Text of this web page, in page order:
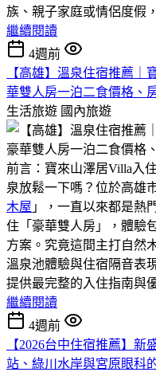
族、親子家庭或情侶度假
繼續閱讀
4週前
【高雄】溫泉住宿推薦｜
華雙人房一泊二食價格、
生活旅遊 國內旅遊
前言：寶來山澤居Villa入
泉放鬆一下嗎？位於高雄
木屋 」，一直以來都是熱
住「豪華雙人房」，體驗
方案。究竟這間主打自然
溫泉池體驗與住宿隔音表
提供最完整的入住指南與
繼續閱讀
4週前
【2026台中住宿推薦】
站、綠川水岸與宮原眼科